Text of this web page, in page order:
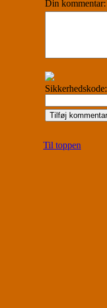
Din kommentar:
Sikkerhedskode:
Til toppen